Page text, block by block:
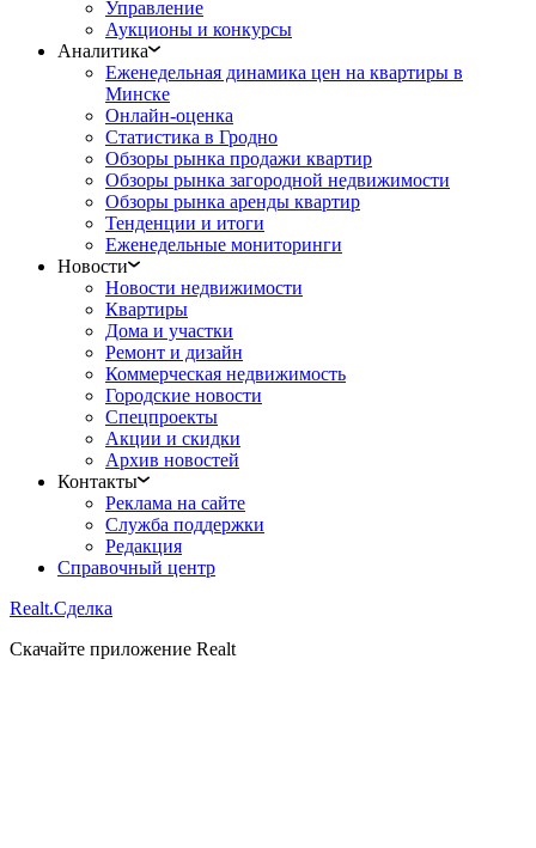
Управление
Аукционы и конкурсы
Аналитика
Еженедельная динамика цен на квартиры в
Минске
Онлайн-оценка
Статистика в Гродно
Обзоры рынка продажи квартир
Обзоры рынка загородной недвижимости
Обзоры рынка аренды квартир
Тенденции и итоги
Еженедельные мониторинги
Новости
Новости недвижимости
Квартиры
Дома и участки
Ремонт и дизайн
Коммерческая недвижимость
Городские новости
Спецпроекты
Акции и скидки
Архив новостей
Контакты
Реклама на сайте
Служба поддержки
Редакция
Справочный центр
Realt.Сделка
Скачайте приложение Realt